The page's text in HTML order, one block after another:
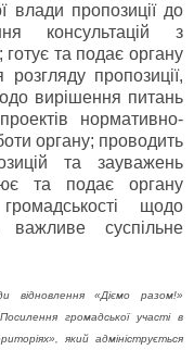
влади пропозиції до
консультацій з
готує та подає органу
пропозиції,
вирішення питань
нормативно-
органу; проводить
та зауважень
та подає органу
щодо
суспільне
відновлення «Діємо разом!»
громадської участі в
який адмініструється